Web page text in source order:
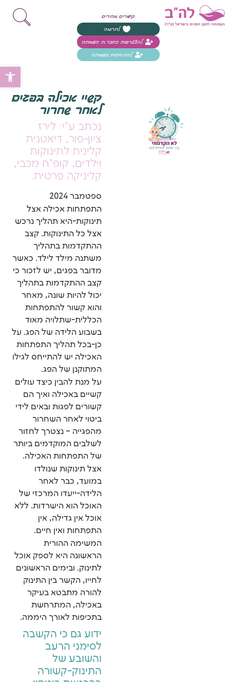
קישורים מהירים
לתרומה
להצטרפות כחבר.ת העמותה
להתנדבות בעמותה
קשיי אכילה בפגים
לאחר שחרור
נכתב ע"י: לירז
ציון-פור, דיאטנית
קלינית לתינוקות
וילדים, קופ"ח מכבי,
קליניקה פרטית.
ספטמבר 2024
התפתחות אכילה אצל
תינוקות-היא תהליך נרכש
אצל כל התינוקות. קצב
ההתקדמות בתהליך
משתנה מילד לילד. כאשר
מדובר בפגים, יש לזכור כי
קצב ההתקדמות בתהליך
יכול להיות שונה, מאחר
והוא קשור להתפתחות
הכללית-שתלויה מאוד
בשבוע הלידה של הפג. על
כן-בכל תהליך התפתחות
האכילה יש להתייחס לגילו
המתוקנן של הפג.
על מנת להבין כיצד עולים
קשיים באכילה ואיך הם
קשורים לפגות ובאים לידי
ביטוי לאחר השחרור
מהפגייה – נצטרך לחזור
לשלבים המוקדמים ביותר
של התפתחות האכילה.
אצל תינוקות שנולדו
במועד, כבר לאחר
הלידה-ייעדו המרכזי של
האוכל הוא הישרדות. ללא
אוכל אין גדילה, אין
התפתחות ואין חיים.
המשימה ההורית
הראשונה היא לספק אוכל
לתינוק. ובימים הראשונים
לחייו, הקשר בין התינוק
להורה מתבטא בעיקר
באכילה, המתרחשת
בתכיפות לאורך היממה.
ידוע גם כי הקשבה
לסימני הרעב
והשובע של
התינוק-קשורה